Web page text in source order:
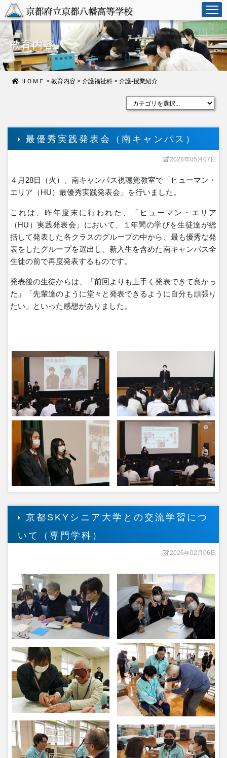
教育内容
ＨＯＭＥ > 教育内容> 介護福祉科> 介護-授業紹介
最優秀実践発表会（南キャンパス）
2026年05月07日
４月28日（火）、南キャンパス視聴覚教室で「ヒューマン・
エリア（HU）最優秀実践発表会」を行いました。
これは、昨年度末に行われた、「ヒューマン・エリア
（HU）実践発表会」において、１年間の学びを生徒達が総
括して発表した各クラスのグループの中から、最も優秀な発
表をしたグループを選出し、新入生を含めた南キャンパス全
生徒の前で再度発表するものです。
発表後の生徒からは、「前回よりも上手く発表できて良かっ
た」「先輩達のように堂々と発表できるように自分も頑張り
たい」といった感想がありました。
京都SKYシニア大学との交流学習につ
いて（専門学科）
2026年02月06日